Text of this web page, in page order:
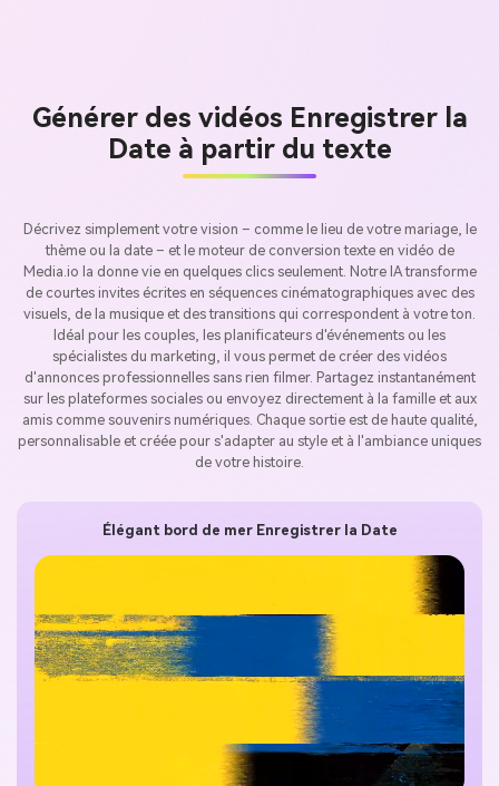
Générer des vidéos Enregistrer la
Date à partir du texte
Décrivez simplement votre vision – comme le lieu de votre mariage, le
thème ou la date – et le moteur de conversion texte en vidéo de
Media.io la donne vie en quelques clics seulement. Notre IA transforme
de courtes invites écrites en séquences cinématographiques avec des
visuels, de la musique et des transitions qui correspondent à votre ton.
Idéal pour les couples, les planificateurs d'événements ou les
spécialistes du marketing, il vous permet de créer des vidéos
d'annonces professionnelles sans rien filmer. Partagez instantanément
sur les plateformes sociales ou envoyez directement à la famille et aux
amis comme souvenirs numériques. Chaque sortie est de haute qualité,
personnalisable et créée pour s'adapter au style et à l'ambiance uniques
de votre histoire.
Élégant bord de mer Enregistrer la Date